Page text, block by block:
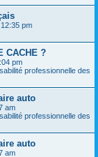
pm
CACHE ?
pm
professionnelle des
auto
am
professionnelle des
auto
am